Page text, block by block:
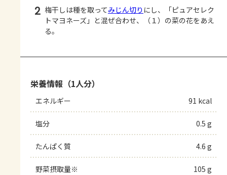
2 梅干しは種を取ってみじん切り にし、「ピュアセレク
トマヨネーズ」と混ぜ合わせ、（１）の菜の花をあえ
る。
栄養情報（1人分）
エネルギー 91 kcal
塩分 0.5 g
たんぱく質 4.6 g
野菜摂取量※ 105 g